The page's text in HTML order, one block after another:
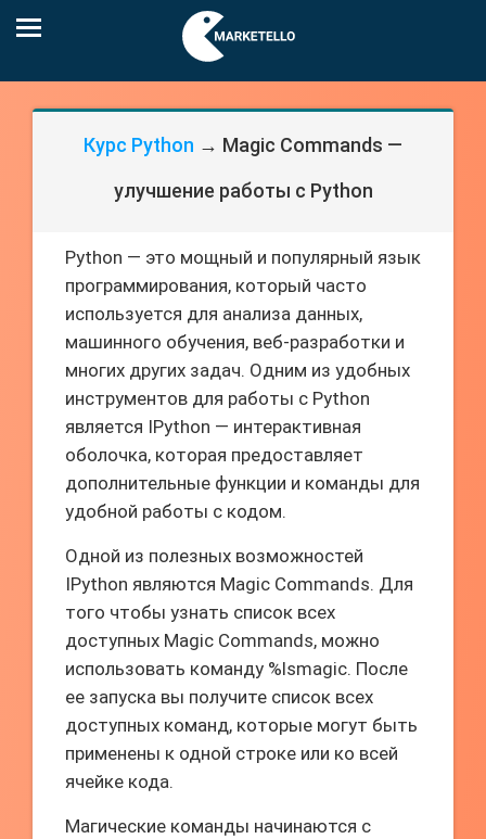
Курс Python → Magic Commands —
улучшение работы с Python
Python — это мощный и популярный язык
программирования, который часто
используется для анализа данных,
машинного обучения, веб-разработки и
многих других задач. Одним из удобных
инструментов для работы с Python
является IPython — интерактивная
оболочка, которая предоставляет
дополнительные функции и команды для
удобной работы с кодом.
Одной из полезных возможностей
IPython являются Magic Commands. Для
того чтобы узнать список всех
доступных Magic Commands, можно
использовать команду %lsmagic. После
ее запуска вы получите список всех
доступных команд, которые могут быть
применены к одной строке или ко всей
ячейке кода.
Магические команды начинаются с